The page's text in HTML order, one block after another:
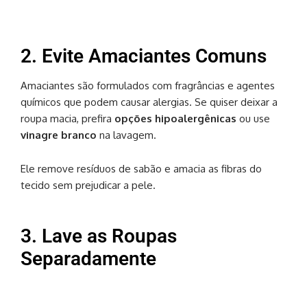
2. Evite Amaciantes Comuns
Amaciantes são formulados com fragrâncias e agentes
químicos que podem causar alergias. Se quiser deixar a
roupa macia, prefira opções hipoalergênicas ou use
vinagre branco na lavagem.
Ele remove resíduos de sabão e amacia as fibras do
tecido sem prejudicar a pele.
3. Lave as Roupas
Separadamente